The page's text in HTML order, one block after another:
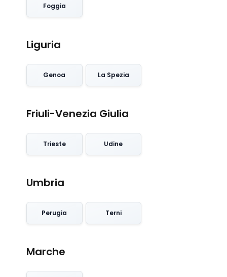
Foggia
Liguria
Genoa La Spezia
Friuli-Venezia Giulia
Trieste Udine
Umbria
Perugia Terni
Marche